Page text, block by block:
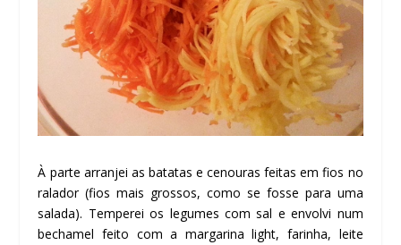
À parte arranjei as batatas e cenouras feitas em fios no
ralador (fios mais grossos, como se fosse para uma
salada). Temperei os legumes com sal e envolvi num
bechamel feito com a margarinalight, farinha, leite